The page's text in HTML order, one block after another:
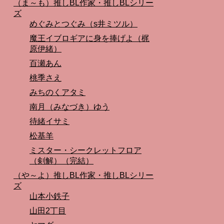
（ま～も）推しBL作家・推しBLシリー
ズ
めぐみとつぐみ（s井ミツル）
魔王イブロギアに身を捧げよ（梶
原伊緒）
百瀬あん
桃季さえ
みちのくアタミ
南月（みなづき）ゆう
待緒イサミ
松基羊
ミスター・シークレットフロア
（剣解）（完結）
（や～よ）推しBL作家・推しBLシリー
ズ
山本小鉄子
山田2丁目